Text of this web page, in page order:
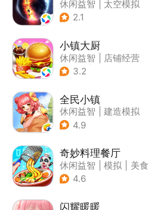
休闲益智
太空模拟
| 太空
2.1
小镇大厨
休闲益智
店铺经营
| 美食
3.2
全民小镇
休闲益智
建造模拟
| 卡通
4.9
奇妙料理餐厅
休闲益智 模拟
美食
| 宝宝巴士
4.6
闪耀暖暖